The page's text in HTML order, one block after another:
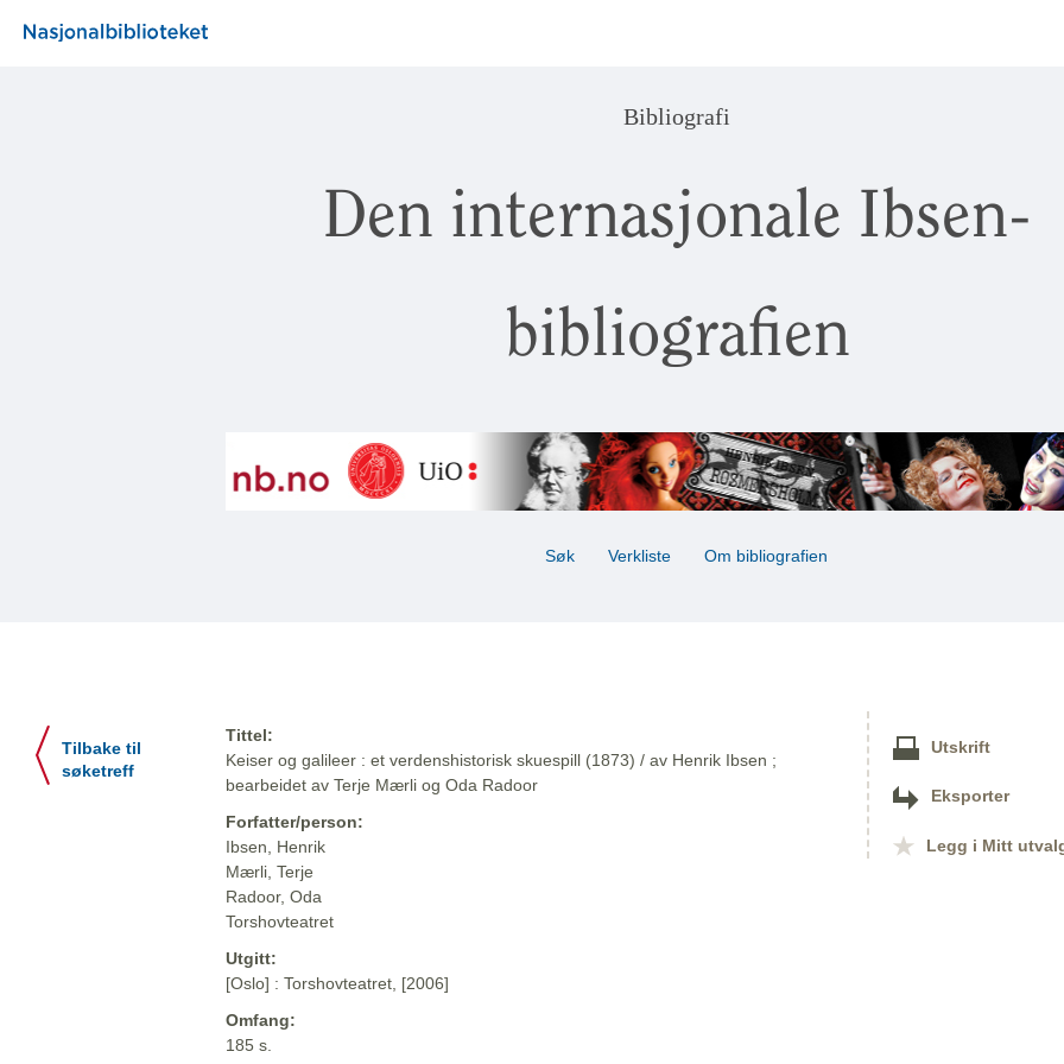
Bibliografi
Den internasjonale Ibsen-
bibliografien
Søk Verkliste Om bibliografien
Tilbake til
søketreff
Tittel:
Keiser og galileer : et verdenshistorisk skuespill (1873) / av Henrik Ibsen ;
bearbeidet av Terje Mærli og Oda Radoor
Forfatter/person:
Ibsen, Henrik
Mærli, Terje
Radoor, Oda
Torshovteatret
Utgitt:
[Oslo] : Torshovteatret, [2006]
Omfang:
185 s.
Utskrift
Eksporter
Legg i Mitt